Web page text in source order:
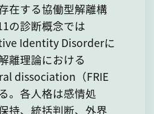
在する協働型解離構
の診断概念では
Identity Disorderに
離理論における
dissociation（FRIE
。各人格は感情処
持、統括判断、外界